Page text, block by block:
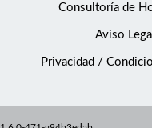
Consultoría de
Aviso Legal
Privacidad /